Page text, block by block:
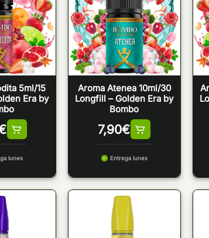
5ml/15
Era by
lunes
Aroma Atenea 10ml/30
Longfill – Golden Era by
Bombo
7,90€
Entrega lunes